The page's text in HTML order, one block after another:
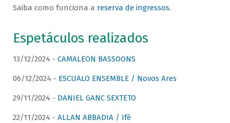
Saiba como funciona a reserva de ingressos.
Espetáculos realizados
13/12/2024 - CAMALEON BASSOONS
06/12/2024 - ESCUALO ENSEMBLE / Novos Ares
29/11/2024 - DANIEL GANC SEXTETO
22/11/2024 - ALLAN ABBADIA / Ifè